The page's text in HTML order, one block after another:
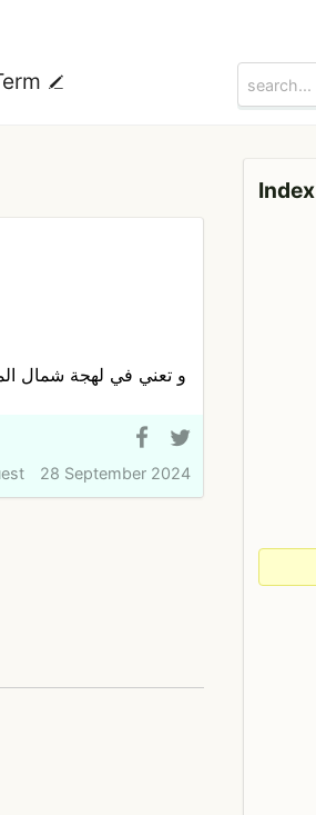
و تعني في لهجة شمال
28 September 2024
Index